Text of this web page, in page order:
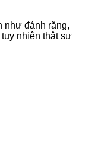
như đánh răng,
nhiên thật sự